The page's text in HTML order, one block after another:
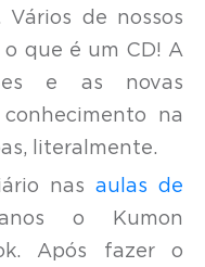
Vários de nossos
que é um CD! A
e as novas
na
literalmente.
nasaulas de
o Kumon
Após fazer o